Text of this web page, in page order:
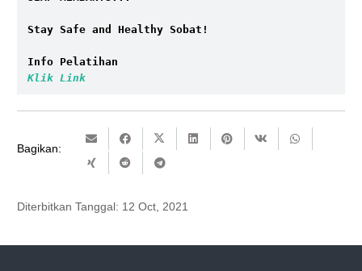
Stay Safe and Healthy Sobat!
Klik Link
Bagikan:
Diterbitkan Tanggal: 12 Oct, 2021